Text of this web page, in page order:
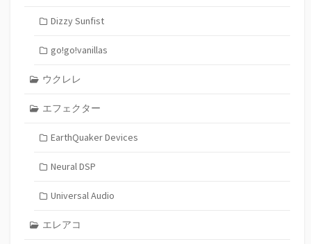
Dizzy Sunfist
go!go!vanillas
ウクレレ
エフェクター
EarthQuaker Devices
Neural DSP
Universal Audio
エレアコ